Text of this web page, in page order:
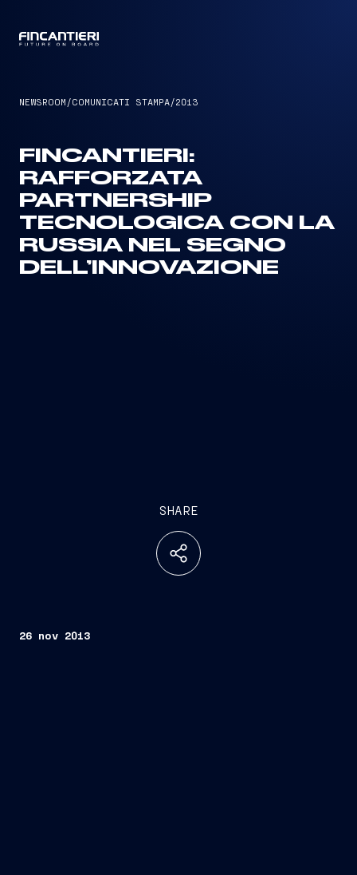
NEWSROOM /COMUNICATI STAMPA/2013
FINCANTIERI:
RAFFORZATA
PARTNERSHIP
TECNOLOGICA CON LA
RUSSIA NEL SEGNO
DELL’INNOVAZIONE
SHARE
26 nov 2013